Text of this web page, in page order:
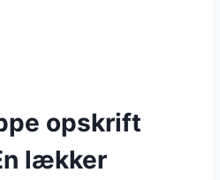
opskrift
lækker